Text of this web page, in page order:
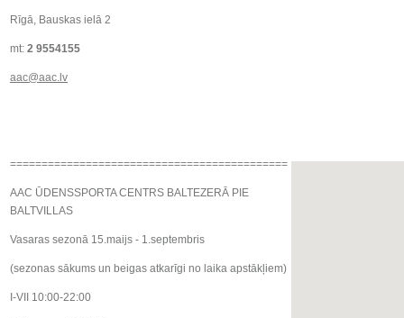
Rīgā, Bauskas ielā 2
mt: 2 9554155
aac@aac.lv
============================================
AAC ŪDENSSPORTA CENTRS BALTEZERĀ PIE
BALTVILLAS
Vasaras sezonā 15.maijs - 1.septembris
(sezonas sākums un beigas atkarīgi no laika apstākļiem)
I-VII 10:00-22:00